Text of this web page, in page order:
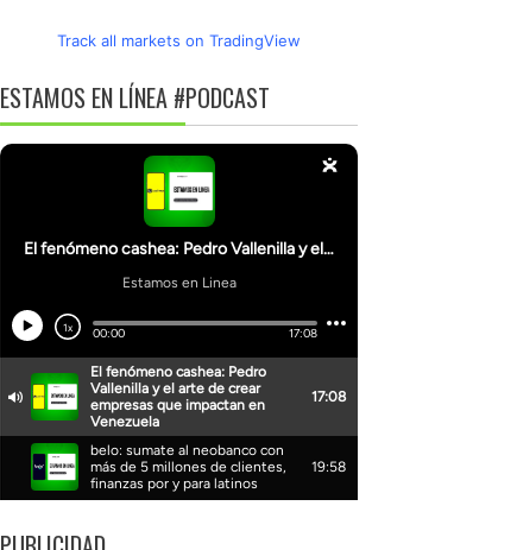
Track all markets on TradingView
ESTAMOS EN LÍNEA #PODCAST